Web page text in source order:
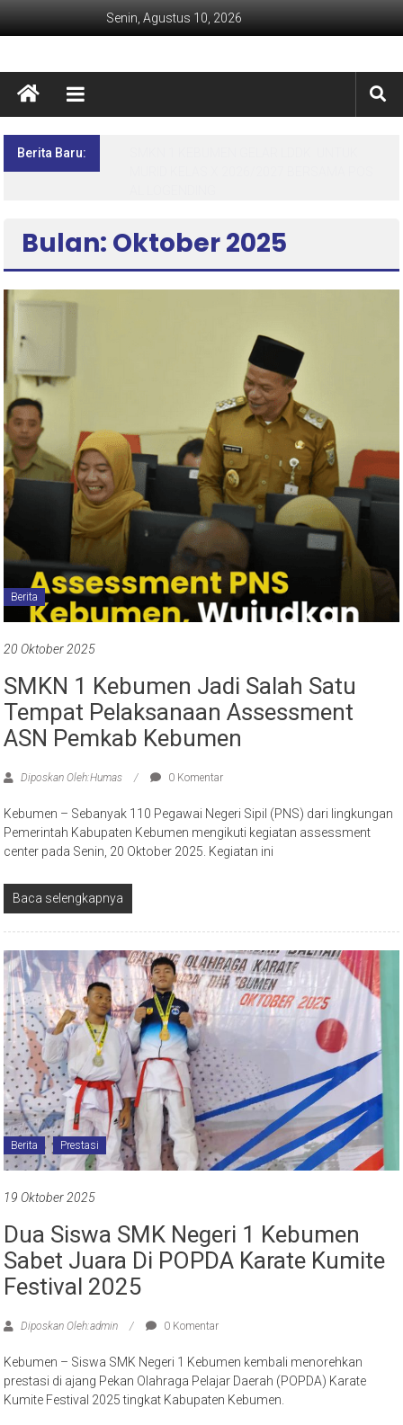
Senin, Agustus 10, 2026
Berita Baru:
Bulan: Oktober 2025
Berita
20 Oktober 2025
SMKN 1 Kebumen Jadi Salah Satu
Tempat Pelaksanaan Assessment
ASN Pemkab Kebumen
Diposkan Oleh:Humas 0 Komentar
Kebumen – Sebanyak 110 Pegawai Negeri Sipil (PNS) dari lingkungan
Pemerintah Kabupaten Kebumen mengikuti kegiatan assessment
center pada Senin, 20 Oktober 2025. Kegiatan ini
Baca selengkapnya
Berita Prestasi
19 Oktober 2025
Dua Siswa SMK Negeri 1 Kebumen
Sabet Juara Di POPDA Karate Kumite
Festival 2025
Diposkan Oleh:admin 0 Komentar
Kebumen – Siswa SMK Negeri 1 Kebumen kembali menorehkan
prestasi di ajang Pekan Olahraga Pelajar Daerah (POPDA) Karate
Kumite Festival 2025 tingkat Kabupaten Kebumen.